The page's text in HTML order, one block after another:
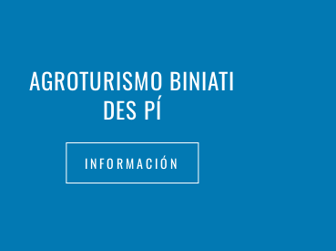
AGROTURISMO BINIATI
DES PÍ
INFORMACIÓN